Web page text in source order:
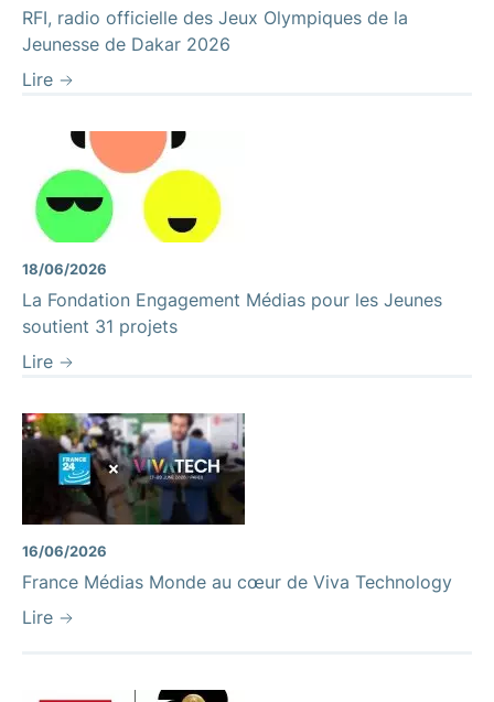
RFI, radio officielle des Jeux Olympiques de la
Jeunesse de Dakar 2026
Lire
18/06/2026
La Fondation Engagement Médias pour les Jeunes
soutient 31 projets
Lire
16/06/2026
France Médias Monde au cœur de Viva Technology
Lire